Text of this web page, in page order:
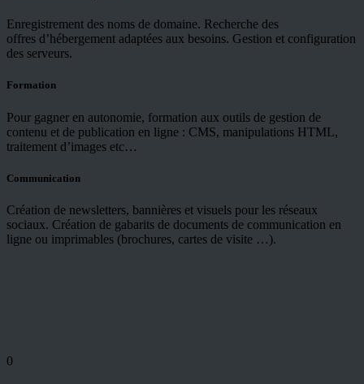
Enregistrement des noms de domaine. Recherche des
offres d’hébergement adaptées aux besoins. Gestion et configuration
des serveurs.
Formation
Pour gagner en autonomie, formation aux outils de gestion de
contenu et de publication en ligne : CMS, manipulations HTML,
traitement d’images etc…
Communication
Création de newsletters, bannières et visuels pour les réseaux
sociaux. Création de gabarits de documents de communication en
ligne ou imprimables (brochures, cartes de visite …).
0